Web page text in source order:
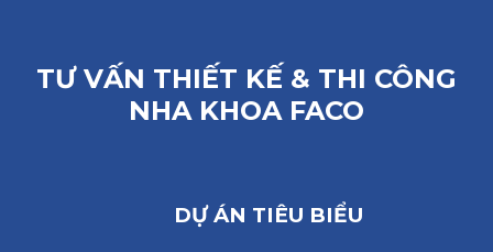
TƯ VẤN THIẾT KẾ & THI CÔNG
NHA KHOA FACO
DỰ ÁN TIÊU BIỂU